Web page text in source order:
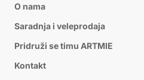
O nama
Saradnja i veleprodaja
Pridruži se timu ARTMIE
Kontakt